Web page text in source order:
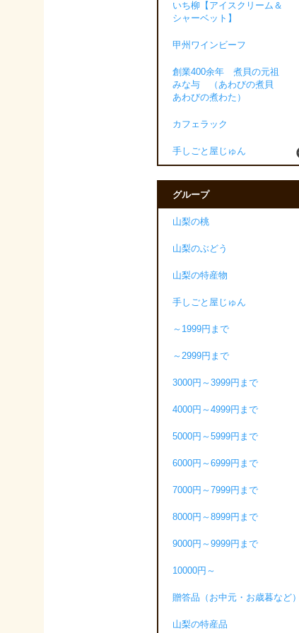
いち柳【アイスクリーム＆
シャーベット】
甲州ワインビーフ
創業400余年 煮貝の元祖
みな与 （あわびの煮貝
あわびの煮わた）
カフェラック
手しごと屋じゅん
グループ
山梨の桃
山梨のぶどう
山梨の特産物
手しごと屋じゅん
～1999円まで
～2999円まで
3000円～3999円まで
4000円～4999円まで
5000円～5999円まで
6000円～6999円まで
7000円～7999円まで
8000円～8999円まで
9000円～9999円まで
10000円～
贈答品（お中元・お歳暮など）
山梨の特産品